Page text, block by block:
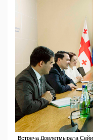
Встреча Довлетмырата